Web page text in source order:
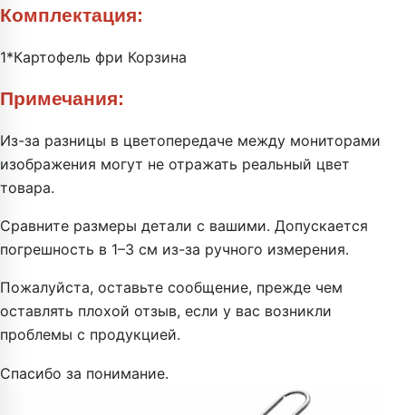
Комплектация:
1*Картофель фри Корзина
Примечания:
Из-за разницы в цветопередаче между мониторами
изображения могут не отражать реальный цвет
товара.
Сравните размеры детали с вашими. Допускается
погрешность в 1–3 см из-за ручного измерения.
Пожалуйста, оставьте сообщение, прежде чем
оставлять плохой отзыв, если у вас возникли
проблемы с продукцией.
Спасибо за понимание.